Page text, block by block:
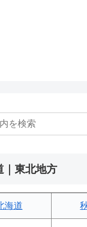
｜東北地方
海道